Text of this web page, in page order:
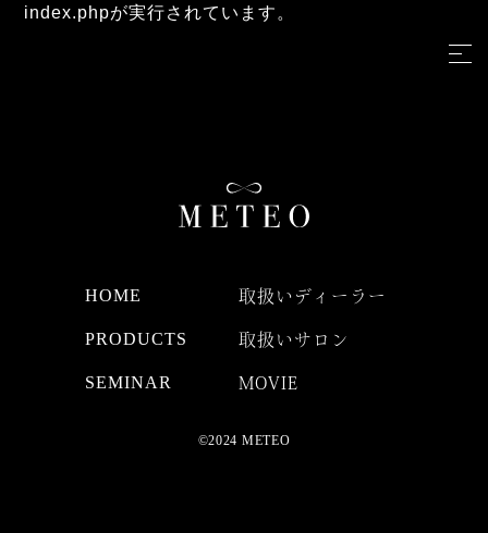
index.phpが実行されています。
HOME
PRODUCTS
SEMINAR
取扱いディーラー
取扱いサロン
MOVIE
©2024 METEO